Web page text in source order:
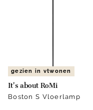
gezien in vtwonen
It's about RoMi
Boston S Vloerlamp